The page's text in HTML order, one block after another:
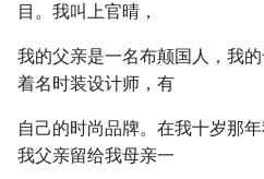
目。我叫上官晴，
我的父亲是一名布颠国人，我
着名时装设计师，有
自己的时尚品牌。在我十岁那
我父亲留给我母亲一